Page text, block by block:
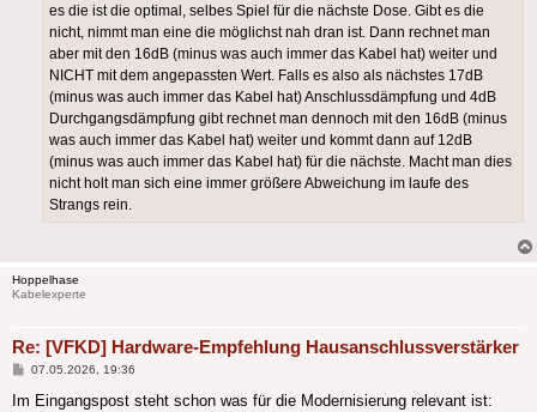
es die ist die optimal, selbes Spiel für die nächste Dose. Gibt es die
nicht, nimmt man eine die möglichst nah dran ist. Dann rechnet man
aber mit den 16dB (minus was auch immer das Kabel hat) weiter und
NICHT mit dem angepassten Wert. Falls es also als nächstes 17dB
(minus was auch immer das Kabel hat) Anschlussdämpfung und 4dB
Durchgangsdämpfung gibt rechnet man dennoch mit den 16dB (minus
was auch immer das Kabel hat) weiter und kommt dann auf 12dB
(minus was auch immer das Kabel hat) für die nächste. Macht man dies
nicht holt man sich eine immer größere Abweichung im laufe des
Strangs rein.
Hoppelhase
Kabelexperte
Re: [VFKD] Hardware-Empfehlung Hausanschlussverstärker
Beitrag
07.05.2026, 19:36
Im Eingangspost steht schon was für die Modernisierung relevant ist: